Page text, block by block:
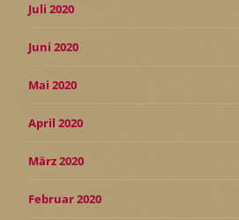
Juli 2020
Juni 2020
Mai 2020
April 2020
März 2020
Februar 2020